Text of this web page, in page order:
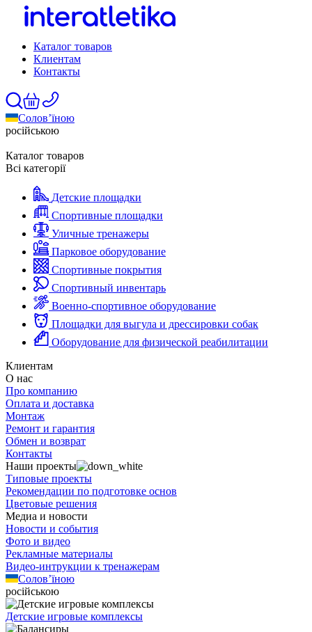
Каталог товаров
Клиентам
Контакты
Солов’їною
російською
Каталог товаров
Всі категорії
Детские площадки
Спортивные площадки
Уличные тренажеры
Парковое оборудование
Спортивные покрытия
Спортивный инвентарь
Военно-спортивное оборудование
Площадки для выгула и дрессировки собак
Оборудование для физической реабилитации
Клиентам
О нас
Про компанию
Оплата и доставка
Монтаж
Ремонт и гарантия
Обмен и возврат
Контакты
Наши проекты
Типовые проекты
Рекомендации по подготовке основ
Цветовые решения
Медиа и новости
Новости и события
Фото и видео
Рекламные материалы
Видео-интрукции к тренажерам
Солов’їною
російською
Детские игровые комплексы